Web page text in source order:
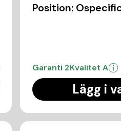
Position:
Garanti 2Kvalitet A
Lägg i